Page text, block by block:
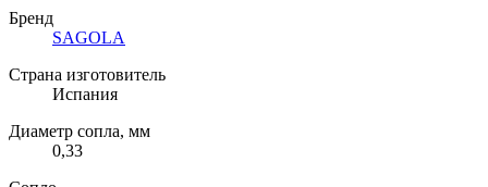
Бренд
SAGOLA
Страна изготовитель
Испания
Диаметр сопла, мм
0,33